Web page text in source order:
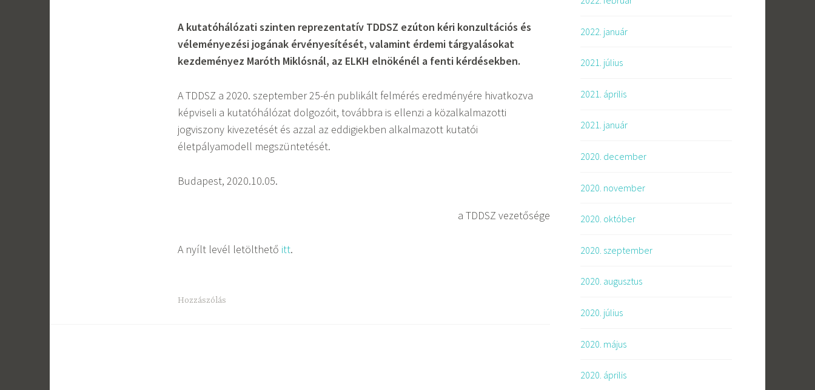
A kutatóhálózati szinten reprezentatív TDDSZ ezúton kéri konzultációs és
véleményezési jogának érvényesítését, valamint érdemi tárgyalásokat
kezdeményez Maróth Miklósnál, az ELKH elnökénél a fenti kérdésekben.
A TDDSZ a 2020. szeptember 25-én publikált felmérés eredményére hivatkozva
képviseli a kutatóhálózat dolgozóit, továbbra is ellenzi a közalkalmazotti
jogviszony kivezetését és azzal az eddigiekben alkalmazott kutatói
életpályamodell megszüntetését.
Budapest, 2020.10.05.
a TDDSZ vezetősége
A nyílt levél letölthető itt.
Hozzászólás
2022. január
2021. július
2021. április
2021. január
2020. december
2020. november
2020. október
2020. szeptember
2020. augusztus
2020. július
2020. május
2020. április